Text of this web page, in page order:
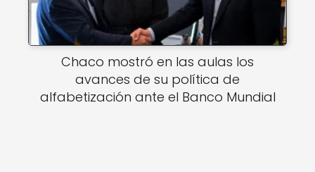
Chaco mostró en las aulas los
avances de su política de
alfabetización ante el Banco Mundial